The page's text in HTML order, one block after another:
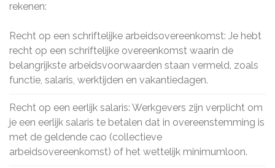
rekenen:
Recht op een schriftelijke arbeidsovereenkomst: Je hebt
recht op een schriftelijke overeenkomst waarin de
belangrijkste arbeidsvoorwaarden staan vermeld, zoals
functie, salaris, werktijden en vakantiedagen.
Recht op een eerlijk salaris: Werkgevers zijn verplicht om
je een eerlijk salaris te betalen dat in overeenstemming is
met de geldende cao (collectieve
arbeidsovereenkomst) of het wettelijk minimumloon.